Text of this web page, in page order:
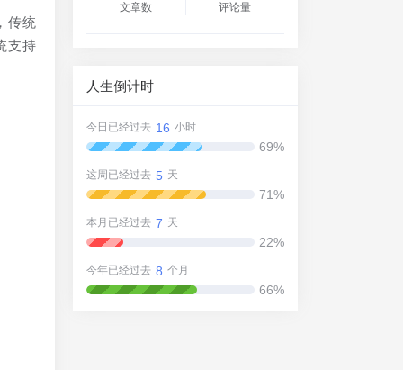
传统
支持
文章数 评论量
人生倒计时
今日已经过去 16 小时
69%
这周已经过去 5 天
71%
本月已经过去 7 天
22%
今年已经过去 8 个月
66%